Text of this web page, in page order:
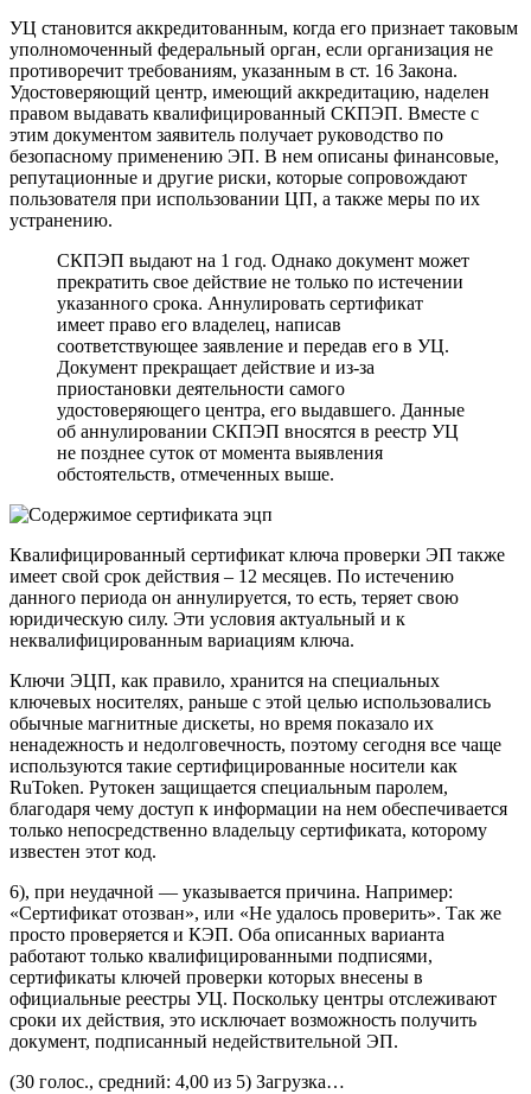
УЦ становится аккредитованным, когда его признает таковым
уполномоченный федеральный орган, если организация не
противоречит требованиям, указанным в ст. 16 Закона.
Удостоверяющий центр, имеющий аккредитацию, наделен
правом выдавать квалифицированный СКПЭП. Вместе с
этим документом заявитель получает руководство по
безопасному применению ЭП. В нем описаны финансовые,
репутационные и другие риски, которые сопровождают
пользователя при использовании ЦП, а также меры по их
устранению.
СКПЭП выдают на 1 год. Однако документ может
прекратить свое действие не только по истечении
указанного срока. Аннулировать сертификат
имеет право его владелец, написав
соответствующее заявление и передав его в УЦ.
Документ прекращает действие и из-за
приостановки деятельности самого
удостоверяющего центра, его выдавшего. Данные
об аннулировании СКПЭП вносятся в реестр УЦ
не позднее суток от момента выявления
обстоятельств, отмеченных выше.
Квалифицированный сертификат ключа проверки ЭП также
имеет свой срок действия – 12 месяцев. По истечению
данного периода он аннулируется, то есть, теряет свою
юридическую силу. Эти условия актуальный и к
неквалифицированным вариациям ключа.
Ключи ЭЦП, как правило, хранится на специальных
ключевых носителях, раньше с этой целью использовались
обычные магнитные дискеты, но время показало их
ненадежность и недолговечность, поэтому сегодня все чаще
используются такие сертифицированные носители как
RuToken. Рутокен защищается специальным паролем,
благодаря чему доступ к информации на нем обеспечивается
только непосредственно владельцу сертификата, которому
известен этот код.
6), при неудачной — указывается причина. Например:
«Сертификат отозван», или «Не удалось проверить». Так же
просто проверяется и КЭП. Оба описанных варианта
работают только квалифицированными подписями,
сертификаты ключей проверки которых внесены в
официальные реестры УЦ. Поскольку центры отслеживают
сроки их действия, это исключает возможность получить
документ, подписанный недействительной ЭП.
(30 голос., средний: 4,00 из 5) Загрузка…